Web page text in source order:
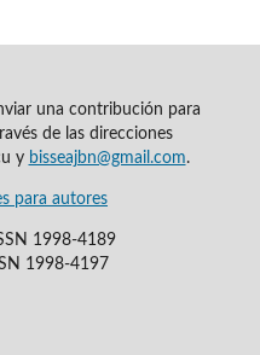
una contribución para
de las direcciones
y bisseajbn@gmail.com.
para autores
1998-4189
1998-4197